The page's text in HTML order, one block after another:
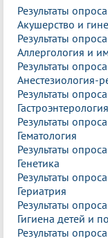
Результаты
Акушерство и
Результаты
Аллергология и
Результаты
Анестезиология-
Результаты
Гастроэнтерология
Результаты
Гематология
Результаты
Генетика
Результаты
Гериатрия
Результаты
Гигиена детей и
Результаты